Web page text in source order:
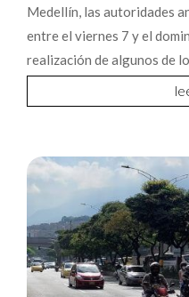
Medellín, las autoridades
entre el viernes 7 y el
realización de algunos de